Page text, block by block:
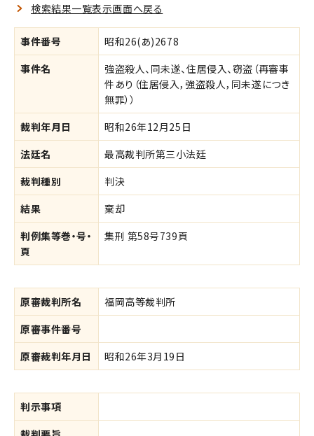
検索結果一覧表示画面へ戻る
事件番号
昭和26(あ)2678
事件名
強盗殺人、同未遂、住居侵入、窃盗（再審事
件あり（住居侵入，強盗殺人，同未遂につき
無罪））
裁判年月日
昭和26年12月25日
法廷名
最高裁判所第三小法廷
裁判種別
判決
結果
棄却
判例集等巻・号・
頁
集刑 第58号739頁
原審裁判所名
福岡高等裁判所
原審事件番号
原審裁判年月日
昭和26年3月19日
判示事項